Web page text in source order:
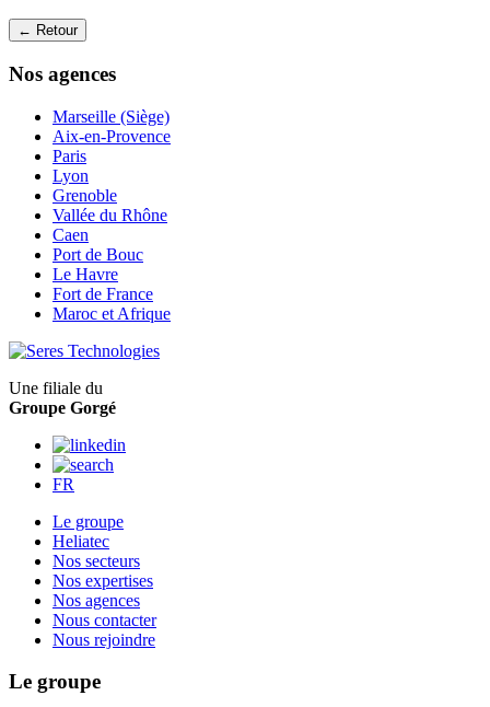
← Retour
Nos agences
Marseille (Siège)
Aix-en-Provence
Paris
Lyon
Grenoble
Vallée du Rhône
Caen
Port de Bouc
Le Havre
Fort de France
Maroc et Afrique
Une filiale du
Groupe Gorgé
FR
Le groupe
Heliatec
Nos secteurs
Nos expertises
Nos agences
Nous contacter
Nous rejoindre
Le groupe